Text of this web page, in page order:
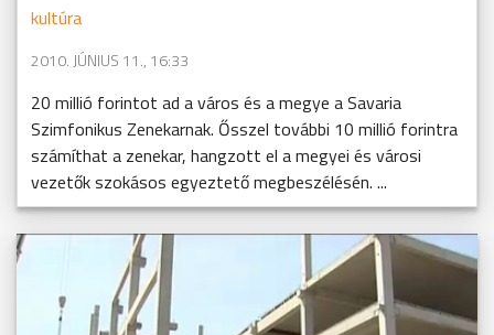
kultúra
2010. JÚNIUS 11., 16:33
20 millió forintot ad a város és a megye a Savaria
Szimfonikus Zenekarnak. Ősszel további 10 millió forintra
számíthat a zenekar, hangzott el a megyei és városi
vezetők szokásos egyeztető megbeszélésén. ...